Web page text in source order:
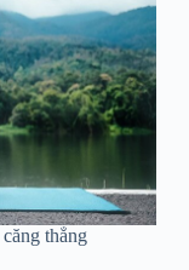
thẳng